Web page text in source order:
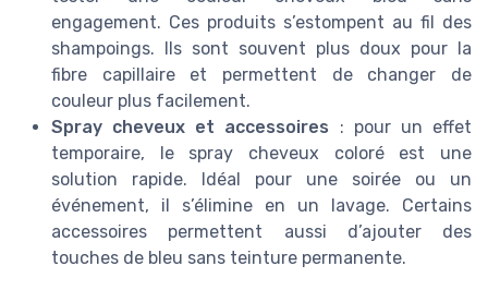
engagement. Ces produits s’estompent au fil des
shampoings. Ils sont souvent plus doux pour la
fibre capillaire et permettent de changer de
couleur plus facilement.
Spray cheveux et accessoires : pour un effet
temporaire, le spray cheveux coloré est une
solution rapide. Idéal pour une soirée ou un
événement, il s’élimine en un lavage. Certains
accessoires permettent aussi d’ajouter des
touches de bleu sans teinture permanente.